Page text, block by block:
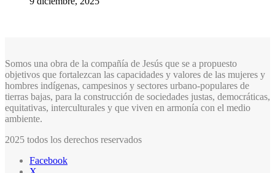
Somos una obra de la compañía de Jesús que se a propuesto
objetivos que fortalezcan las capacidades y valores de las mujeres y
hombres indígenas, campesinos y sectores urbano-populares de
tierras bajas, para la construcción de sociedades justas, democráticas,
equitativas, interculturales y que viven en armonía con el medio
ambiente.
2025 todos los derechos reservados
Facebook